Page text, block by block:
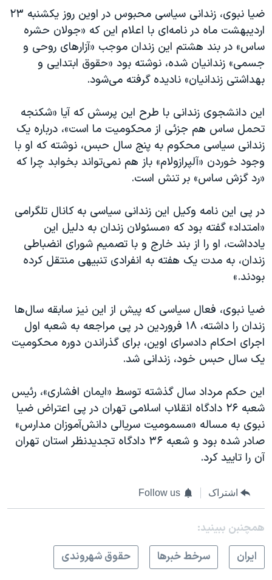
سفر پرزیدنت ترامپ به چین
ضیا نبوی، زندانی سیاسی محبوس در اوین روز یکشنبه ۲۳
اردیبهشت ماه در نامه‌ای با اعلام این که «جولان حشره
ساس» در بند هشتم این زندان موجب «آزارهای روحی و
جسمی» زندانیان شده، نوشته بود «حقوق ابتدایی و
بهداشتی زندانیان» نادیده گرفته می‌شود.
این دانشجوی زندانی با طرح این پرسش که آیا «شکنجه
تحمل ساس هم جزئی از محکومیت ما است»، درباره یک
زندانی سیاسی محکوم به پنج سال حبس، نوشته که او با
وجود خوردن «آلپرازولام» باز هم نمی‌تواند بخوابد چرا که
«رد گزش ساس» بر تنش است.
در پی این نامه وکیل این زندانی سیاسی به کانال تلگرامی
«امتداد» گفته بود که «مسئولان زندان به دلیل این
یادداشت، او را از بند خارج ‌و با تصمیم شورای انضباطی
زندان، به مدت یک هفته به انفرادی تنبیهی منتقل کرده‌
بودند.»
ضیا نبوی، فعال سیاسی که پیش از این نیز سابقه سال‌ها
زندان را داشته، ۱۸ فروردین در پی مراجعه به شعبه اول
اجرای احکام دادسرای اوین، برای گذراندن دوره محکومیت
یک سال حبس خود، زندانی شد.
این حکم مرداد سال گذشته توسط «ایمان افشاری»، رئیس
شعبه ۲۶ دادگاه انقلاب اسلامی تهران در پی اعتراض ضیا
نبوی به مساله «مسمومیت سریالی دانش‌آموزان مدارس»
صادر شده بود و شعبه ۳۶ دادگاه تجدیدنظر استان تهران
آن را تایید کرد.
اشتراک Follow us
همچنبن ببینید:
ايران
سرخط خبرها حقوق شهروندی